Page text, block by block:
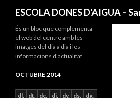
ESCOLA DONES D'AIGUA –
És un bloc que complementa
el web del centre amb les
imatges del dia a dia i les
informacions d'actualitat.
OCTUBRE 2014
dl. dt. dc. dj. dv. ds. dg.